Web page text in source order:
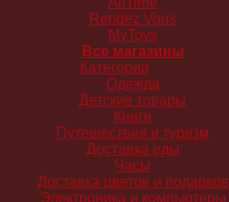
Rendez Vous
MyToys
Все магазины
Категории
Одежда
Детские товары
Книги
Путешествия и туризм
Доставка еды
Часы
Доставка цветов и подарков
Электроника и компьютеры